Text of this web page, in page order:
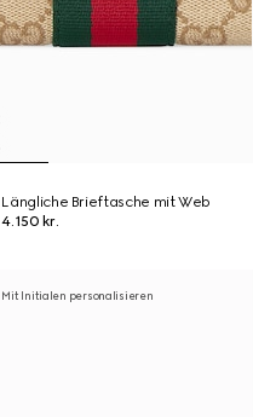
Längliche Brieftasche mit Web
4.150 kr.
Mit Initialen personalisieren